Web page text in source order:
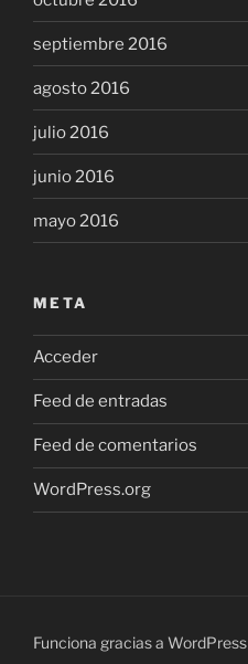
septiembre 2016
agosto 2016
julio 2016
junio 2016
mayo 2016
META
Acceder
Feed de entradas
Feed de comentarios
WordPress.org
Funciona gracias a WordPress